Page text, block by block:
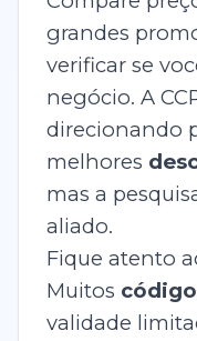
grandes
verificar se
negócio. A
direcionando
melhores
mas a
aliado.
Fique atento
Muitos
validade